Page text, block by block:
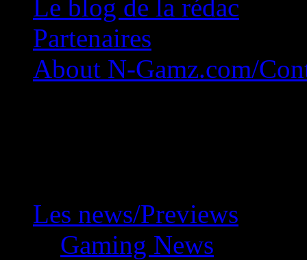
Le blog de la rédac
Partenaires
About N-Gamz.com/
Les news/Previews
Gaming News